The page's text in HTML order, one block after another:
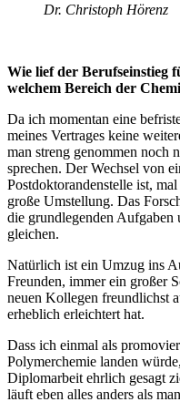
Dr. Christoph Hörenz
Wie lief der Berufseinstieg
welchem Bereich der
Da ich momentan eine
meines Vertrages keine
man streng genommen noch
sprechen. Der Wechsel von
Postdoktorandenstelle ist,
große Umstellung. Das
die grundlegenden
gleichen.
Natürlich ist ein Umzug ins
Freunden, immer ein großer
neuen Kollegen freundlichst
erheblich erleichtert hat.
Dass ich einmal als
Polymerchemie landen
Diplomarbeit ehrlich gesagt
läuft eben alles anders als